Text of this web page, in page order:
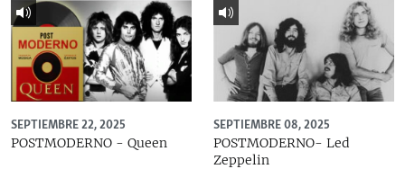
SEPTIEMBRE 22, 2025
POSTMODERNO - Queen
SEPTIEMBRE 08, 2025
POSTMODERNO- Led
Zeppelin